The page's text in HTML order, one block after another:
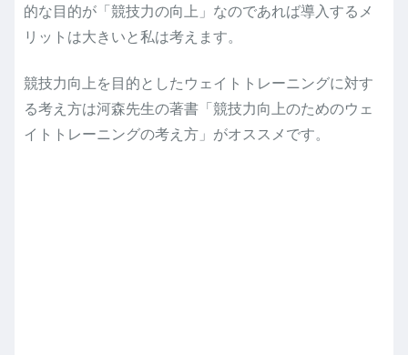
的な目的が「競技力の向上」なのであれば導入するメ
リットは大きいと私は考えます。
競技力向上を目的としたウェイトトレーニングに対す
る考え方は河森先生の著書「競技力向上のためのウェ
イトトレーニングの考え方」がオススメです。